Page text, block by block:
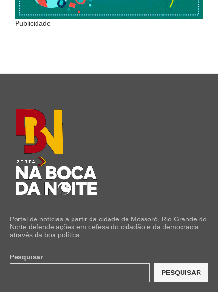
Publicidade
Portal de notícias a partir da cidade de Mossoró, Rio Grande do
Norte defende ações em defesa do cidadão e da democracia
através da boa política
Pesquisar
PESQUISAR